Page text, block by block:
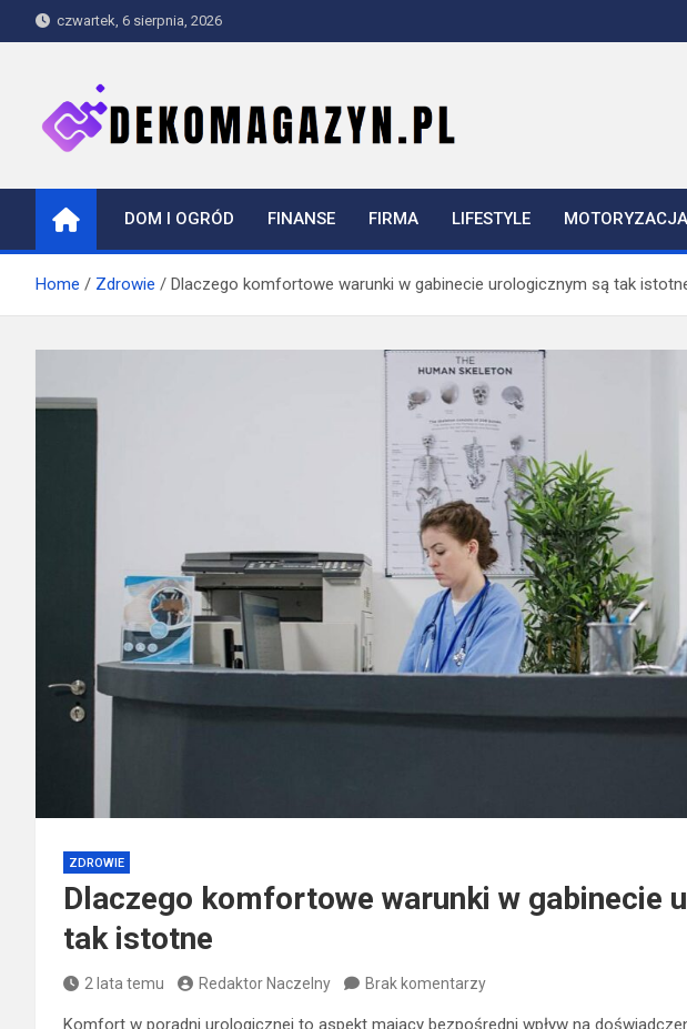
to
czwartek, 6 sierpnia, 2026
dekomagazyn.pl
DOM I OGRÓD FINANSE FIRMA LIFESTYLE MOTORYZACJA
Home Zdrowie Dlaczego komfortowe warunki w gabinecie urologicznym są tak
ZDROWIE
Dlaczego komfortowe warunki w gabinecie
tak istotne
2 lata temu Redaktor Naczelny Brak komentarzy
Komfort w poradni urologicznej to aspekt mający bezpośredni wpływ na